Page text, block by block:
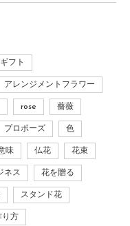
フト
アレンジメントフラワー
rose 薔薇
プロポーズ 色
味 仏花 花束
ネス 花を贈る
スタンド花
り方